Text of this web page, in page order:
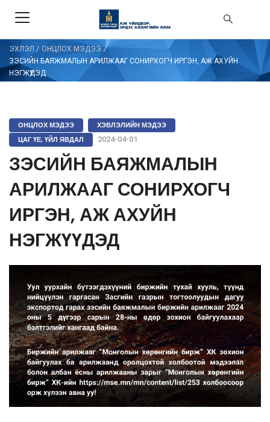
ЭХЛЭЛ / ОНЦЛОХ МЭДЭЭ/
ЗЭСИЙН БАЯЖМАЛЫН АРИЛЖААГ СОНИРХОГЧ ИРГЭН, АЖ АХУЙН
НЭГЖҮҮДЭД
ОНЦЛОХ МЭДЭЭ
ХЭВЛЭЛИЙН МЭДЭЭ
ЦАГ ҮЕ, ҮЙЛ ЯВДАЛ
2024-04-01
ЗЭСИЙН БАЯЖМАЛЫН
АРИЛЖААГ СОНИРХОГЧ
ИРГЭН, АЖ АХУЙН
НЭГЖҮҮДЭД